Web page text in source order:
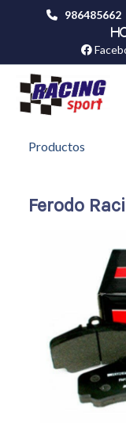
986485662
Productos
Ferodo